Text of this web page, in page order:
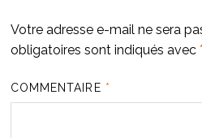
Votre adresse e-mail ne sera
obligatoires sont indiqués avec *
COMMENTAIRE *